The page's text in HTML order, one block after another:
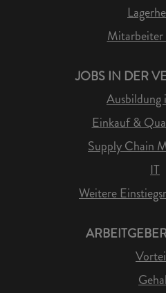
Mitarbeiter
JOBS IN DER
Ausbildung
Einkauf &
Supply Chain
IT
Weitere